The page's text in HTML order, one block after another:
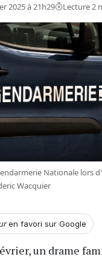
2025 à 21h29
Lecture 2
Nationale lors
Wacquier
en favori sur Google
un drame